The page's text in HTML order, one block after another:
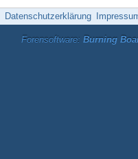
Datenschutzerklärung
Forensoftware: Burning